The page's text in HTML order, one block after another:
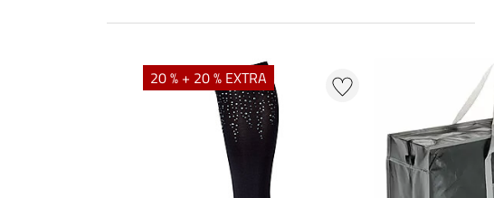
20 % + 20 % EXTRA